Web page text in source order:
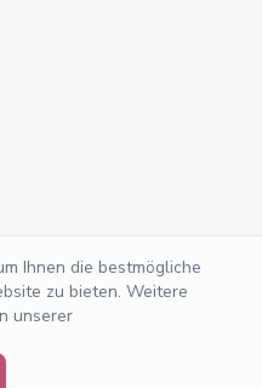
Ihnen die bestmögliche
zu bieten. Weitere
unserer
Alle Preise inkl. MwSt.